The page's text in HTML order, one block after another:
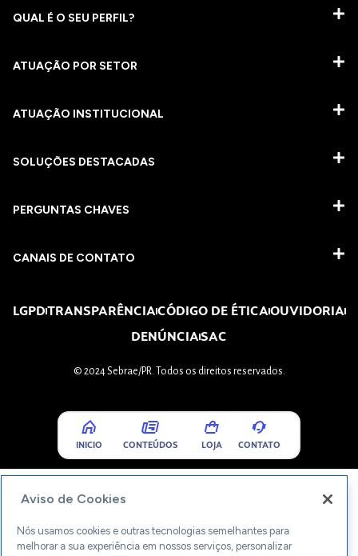
QUAL É O SEU PERFIL?
ATUAÇÃO POR SETOR
ATUAÇÃO INSTITUCIONAL
SOLUÇÕES DESTACADAS
PERGUNTAS CHAVES​
CANAIS DE CONTATO
LGPDTRANSPARÊNCIACÓDIGO DE ÉTICAOUVIDORIA
DENÚNCIASAC
© 2024 Sebrae/PR. Todos os direitos reservados.
INICIO CONTEÚDOS LOJA CONTATO
Aviso de Cookies
Nós usamos cookies e outras tecnologias semelhantes para
melhorar a sua experiência em nossos serviços, personalizar